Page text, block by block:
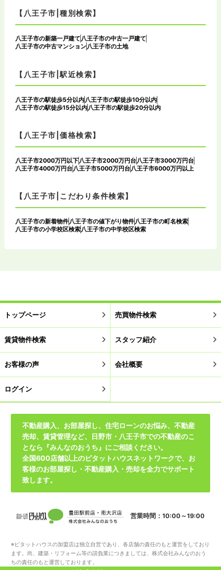
【八王子市|種別検索】
八王子市の新築一戸建て 八王子市の中古一戸建て
八王子市の中古マンション八王子市の土地
【八王子市|駅近検索】
八王子市の駅徒歩5分以内 八王子市の駅徒歩10分以内
八王子市の駅徒歩15分以内 八王子市の駅徒歩20分以内
【八王子市|価格検索】
八王子市2000万円以下 八王子市2000万円台 八王子市3000万円台
八王子市4000万円台 八王子市5000万円台 八王子市6000万円以上
【八王子市|こだわり条件検索】
八王子市の新着物件八王子市の値下がり物件八王子市の町名検索
八王子市の小学校区検索八王子市の中学校区検索
トップページ 売買物件検索
賃貸物件検索 スタッフ紹介
お客様の声 会社概要
ログイン
不動産購入、お部屋探し、住宅ローンのお悩み、不動産
売却、賃貸管理など、日野市・八王子市での不動産のこ
となら『みんなのおうち』にご相談ください。
全国600店舗以上のピタットハウスネットワークで、お
客様のお部屋探し・不動産購入・売却を全力でサポート
致します。
営業時間：10:00～19:00
※ピタットハウスの加盟店は独立自営であり、各店舗の責任のもと運営をしており
ます。尚、建築・リフォーム等の請負業につきましては、株式会社みんなのおう
ちの責任のもと運営しております。